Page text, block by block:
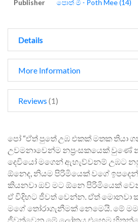
Publisher පොත් මී - Poth Mee (14)
Details
More Information
Reviews 1
පෝ “ඒත් පුතේ උඹ එකක් මතක තියා
උවමනාවෙන්ම නප්‍රංසකයෙක් වුණේ
දෙවියෝ මගෙන් ඇහැව්වනම් උඹට
ඕනෙද, නියම පිරිමියෙක් වගේ
කියනවා ඔව් මට ඕනෙ පිරිමියෙක්
ඒ විදිහට ජීවත් වෙන්න. ඒත් මොනවා
මගේ තෝරාගැනීමක් නෙමෙයි. මේ මම
ජීවත්වෙන මේ ලෝකය එහෙම